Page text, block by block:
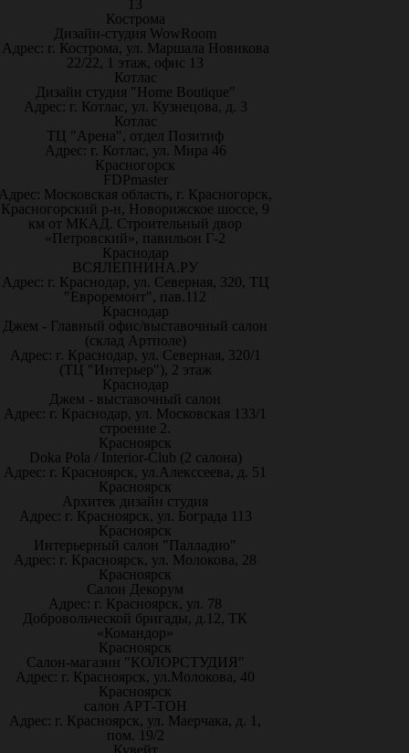
13
Кострома
Дизайн-студия WowRoom
Адрес: г. Кострома, ул. Маршала Новикова
22/22, 1 этаж, офис 13
Котлас
Дизайн студия "Home Boutique"
Адрес: г. Котлас, ул. Кузнецова, д. 3
Котлас
ТЦ "Арена", отдел Позитиф
Адрес: г. Котлас, ул. Мира 46
Красногорск
FDPmaster
Московская область, г. Красногорск,
Красногорский р-н, Новорижское шоссе, 9
км от МКАД. Строительный двор
«Петровский», павильон Г-2
Краснодар
ВСЯЛЕПНИНА.РУ
Адрес: г. Краснодар, ул. Северная, 320, ТЦ
"Евроремонт", пав.112
Краснодар
Джем - Главный офис/выставочный салон
(склад Артполе)
Адрес: г. Краснодар, ул. Северная, 320/1
(ТЦ "Интерьер"), 2 этаж
Краснодар
Джем - выставочный салон
Адрес: г. Краснодар, ул. Московская 133/1
строение 2.
Красноярск
Doka Pola / Interior-Club (2 салона)
Адрес: г. Красноярск, ул.Алекссеева, д. 51
Красноярск
Архитек дизайн студия
Адрес: г. Красноярск, ул. Бограда 113
Красноярск
Интерьерный салон "Палладио"
Адрес: г. Красноярск, ул. Молокова, 28
Красноярск
Салон Декорум
Адрес: г. Красноярск, ул. 78
Добровольческой бригады, д.12, ТК
«Командор»
Красноярск
Салон-магазин "КОЛОРСТУДИЯ"
Адрес: г. Красноярск, ул.Молокова, 40
Красноярск
салон АРТ-ТОН
Адрес: г. Красноярск, ул. Маерчака, д. 1,
пом. 19/2
Кувейт